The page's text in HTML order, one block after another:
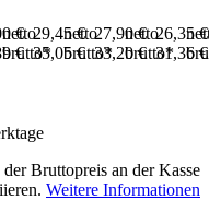
€
netto
€
brutto*
29,45 €
netto
35,05 €
brutto*
27,90 €
netto
33,20 €brutto*
26,35
31,36
Bruttopreis an der Kasse
Weitere Informationen